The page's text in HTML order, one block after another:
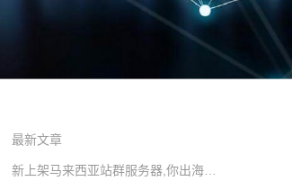
最新文章
新上架马来西亚站群服务器,你出海的好工具！